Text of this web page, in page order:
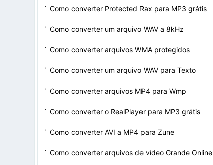
· Como converter Protected Rax para MP3 grátis
· Como converter um arquivo WAV a 8kHz
· Como converter arquivos WMA protegidos
· Como converter um arquivo WAV para Texto
· Como converter arquivos MP4 para Wmp
· Como converter o RealPlayer para MP3 grátis
· Como converter AVI a MP4 para Zune
· Como converter arquivos de vídeo Grande Online